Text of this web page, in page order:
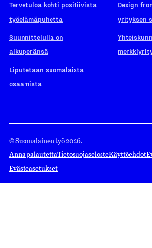
Tervetuloa kohti positiivista
työelämäpuhetta
Suunnittelulla on
alkuperänsä
Liputetaan suomalaista
osaamista
Design
yrityksen
© Suomalainen työ 2026.
Anna palautettaTietosuojaselosteKäyttöehdot
Evästeasetukset